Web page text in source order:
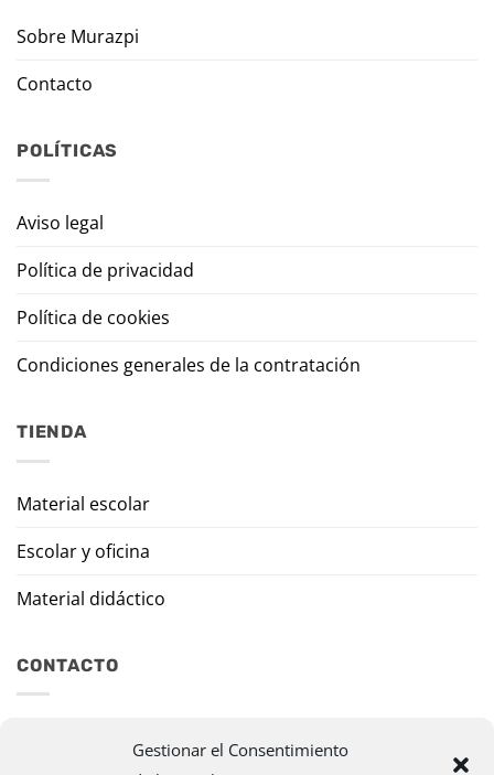
Gestionar el Consentimiento
Sobre Murazpi
Contacto
POLÍTICAS
Aviso legal
Política de privacidad
Política de cookies
Condiciones generales de la contratación
TIENDA
Material escolar
Escolar y oficina
Material didáctico
CONTACTO